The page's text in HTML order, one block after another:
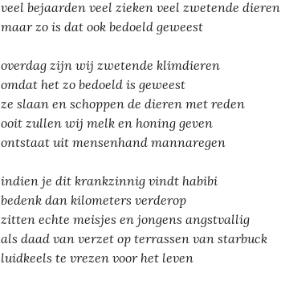
veel bejaarden veel zieken veel zwetende dieren
maar zo is dat ook bedoeld geweest
overdag zijn wij zwetende klimdieren
omdat het zo bedoeld is geweest
ze slaan en schoppen de dieren met reden
ooit zullen wij melk en honing geven
ontstaat uit mensenhand mannaregen
indien je dit krankzinnig vindt habibi
bedenk dan kilometers verderop
zitten echte meisjes en jongens angstvallig
als daad van verzet op terrassen van starbuck
luidkeels te vrezen voor het leven